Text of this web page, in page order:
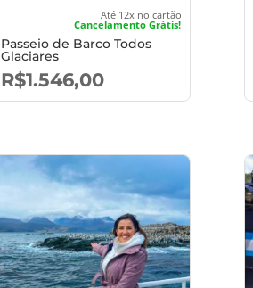
Até 12x no cartão
Cancelamento Grátis!
Passeio de Barco Todos
Glaciares
R$1.546,00